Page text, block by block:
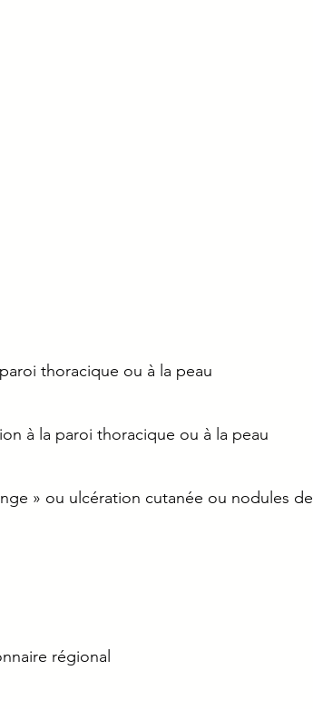
thoracique ou à la peau
à la paroi thoracique ou à la peau
» ou ulcération cutanée ou nodules de
régional